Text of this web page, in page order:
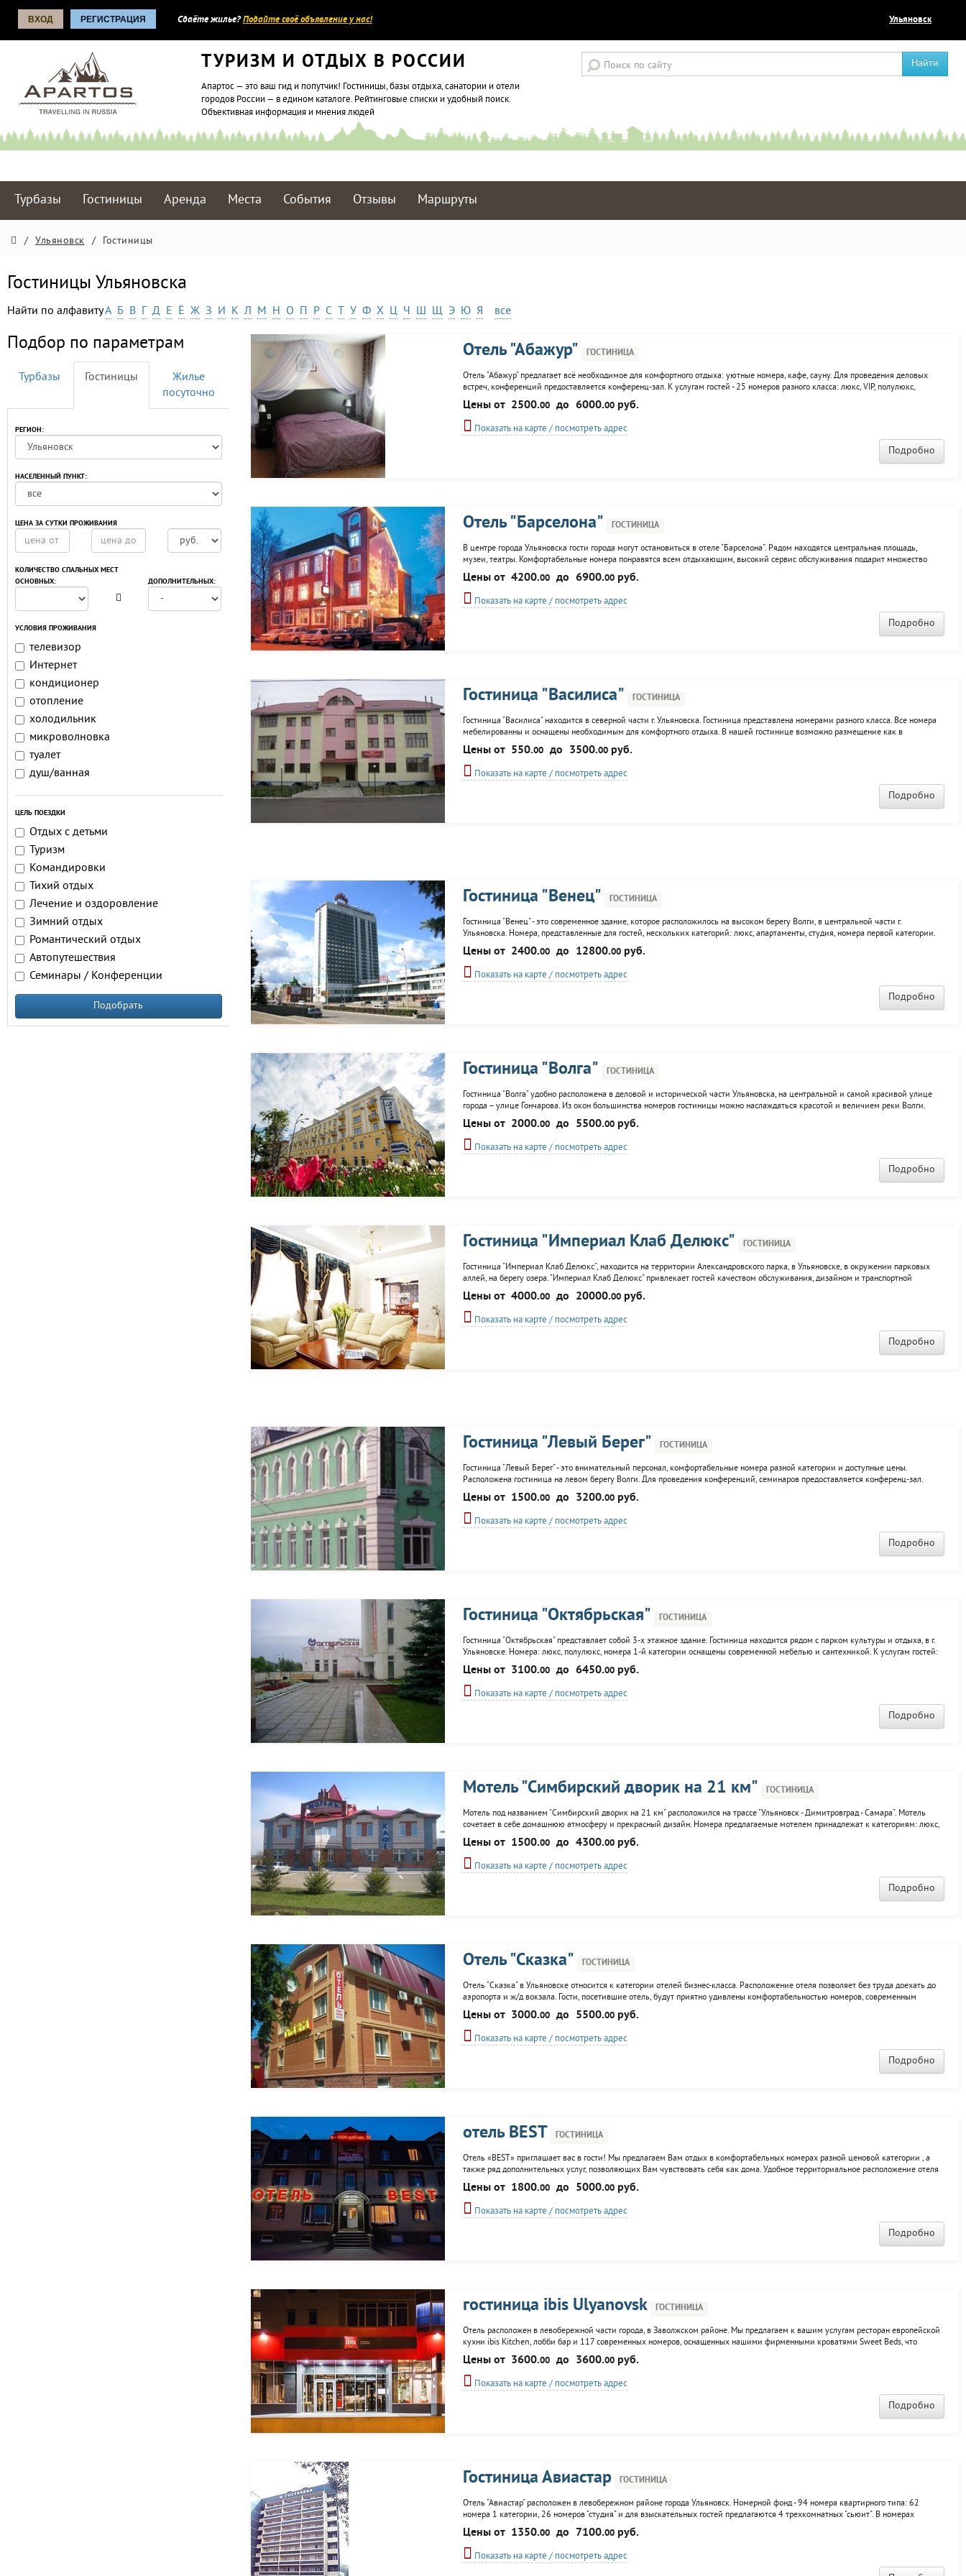
ВХОД РЕГИСТРАЦИЯ Сдаёте жилье?Подайте своё объявление у нас! Ульяновск
ТУРИЗМ И ОТДЫХ В РОССИИ
Апартос — это ваш гид и попутчик! Гостиницы, базы отдыха, санатории и отели
городов России — в едином каталоге. Рейтинговые списки и удобный поиск.
Объективная информация и мнения людей
Найти
Турбазы Гостиницы Аренда Места События Отзывы Маршруты
/ Ульяновск / Гостиницы
Гостиницы Ульяновска
Найти по алфавитуА Б В Г Д Е Ё Ж З И К Л М Н О П Р С Т У Ф Х Ц Ч Ш Щ Э Ю Я все
Подбор по параметрам
Турбазы Гостиницы
Жилье
посуточно
РЕГИОН:
НАСЕЛЕННЫЙ ПУНКТ:
ЦЕНА ЗА СУТКИ ПРОЖИВАНИЯ
КОЛИЧЕСТВО СПАЛЬНЫХ МЕСТ
ОСНОВНЫХ:
ДОПОЛНИТЕЛЬНЫХ:
УСЛОВИЯ ПРОЖИВАНИЯ
телевизор
Интернет
кондиционер
отопление
холодильник
микроволновка
туалет
душ/ванная
ЦЕЛЬ ПОЕЗДКИ
Отдых с детьми
Туризм
Командировки
Тихий отдых
Лечение и оздоровление
Зимний отдых
Романтический отдых
Автопутешествия
Семинары / Конференции
Подобрать
Отель "Абажур" ГОСТИНИЦА
Отель "Абажур" предлагает всё необходимое для комфортного отдыха: уютные номера, кафе, сауну. Для проведения деловых
встреч, конференций предоставляется конференц-зал. К услугам гостей - 25 номеров разного класса: люкс, VIP, полулюкс,
стандарт, бильярд, экскурсионное сопровождение.
Цены от 2500.00 до 6000.00руб.
Показать на карте / посмотреть адрес
Подробно
Отель "Барселона" ГОСТИНИЦА
В центре города Ульяновска гости города могут остановиться в отеле "Барселона". Рядом находятся центральная площадь,
музеи, театры. Комфортабельные номера понравятся всем отдыхающим, высокий сервис обслуживания подарит множество
положительных эмоций. К услугам гостей: ресторан, сауна, кинозал, спорт-бар, бильярд.
Цены от 4200.00 до 6900.00руб.
Показать на карте / посмотреть адрес
Подробно
Гостиница "Василиса" ГОСТИНИЦА
Гостиница "Василиса" находится в северной части г. Ульяновска. Гостиница представлена номерами разного класса. Все номера
мебелированны и оснащены необходимым для комфортного отдыха. В нашей гостинице возможно размещение как в
отдельных номерах, так и размещение хостельного типа. К услугам посетителей: сауна, кафе, детская площадка, бильярд,
тренажерный зал.
Цены от 550.00 до 3500.00руб.
Показать на карте / посмотреть адрес
Подробно
Гостиница "Венец" ГОСТИНИЦА
Гостиница "Венец" - это современное здание, которое расположилось на высоком берегу Волги, в центральной части г.
Ульяновска. Номера, представленные для гостей, нескольких категорий: люкс, апартаменты, студия, номера первой категории.
К услугам посетителей: конференц-залы, комната для переговоров, парикмахерская, бар, ресторан.
Цены от 2400.00 до 12800.00руб.
Показать на карте / посмотреть адрес
Подробно
Гостиница "Волга" ГОСТИНИЦА
Гостиница "Волга" удобно расположена в деловой и исторической части Ульяновска, на центральной и самой красивой улице
города – улице Гончарова. Из окон большинства номеров гостиницы можно наслаждаться красотой и величием реки Волги.
Удачное расположение позволяет посетителям гостиницы совмещать насыщенные деловые будни с разнообразной культурно-
развлекательной программой. Рядом c...
Цены от 2000.00 до 5500.00руб.
Показать на карте / посмотреть адрес
Подробно
Гостиница "Империал Клаб Делюкс" ГОСТИНИЦА
Гостиница "Империал Клаб Делюкс", находится на территории Александровского парка, в Ульяновске, в окружении парковых
аллей, на берегу озера. "Империал Клаб Делюкс" привлекает гостей качеством обслуживания, дизайном и транспортной
развязкой, можно без труда добраться от ж/д вокзала или аэропорта. Все интерьеры номеров сочетают современную классику
и старинный элементы декора. К
Цены от 4000.00 до 20000.00руб.
Показать на карте / посмотреть адрес
Подробно
Гостиница "Левый Берег" ГОСТИНИЦА
Гостиница "Левый Берег" - это внимательный персонал, комфортабельные номера разной категории и доступные цены.
Расположена гостиница на левом берегу Волги. Для проведения конференций, семинаров предоставляется конференц-зал.
Цены от 1500.00 до 3200.00руб.
Показать на карте / посмотреть адрес
Подробно
Гостиница "Октябрьская" ГОСТИНИЦА
Гостиница "Октябрьская" представляет собой 3-х этажное здание. Гостиница находится рядом с парком культуры и отдыха, в г.
Ульяновске. Номера: люкс, полулюкс, номера 1-й категории оснащены современной мебелью и сантехникой. К услугам гостей:
бильярд, тренажерный зал, конференц-зал, ресторан, бар, буфет, парикмахерская.
Цены от 3100.00 до 6450.00руб.
Показать на карте / посмотреть адрес
Подробно
Мотель "Симбирский дворик на 21 км" ГОСТИНИЦА
Мотель под названием "Симбирский дворик на 21 км" расположился на трассе "Ульяновск - Димитровград - Самара". Мотель
сочетает в себе домашнюю атмосферу и прекрасный дизайн. Номера предлагаемые мотелем принадлежат к категориям: люкс,
полулюкс, стандарт. К услугам гостей: сауна, кафе.
Цены от 1500.00 до 4300.00руб.
Показать на карте / посмотреть адрес
Подробно
Отель "Сказка" ГОСТИНИЦА
Отель "Сказка" в Ульяновске относится к категории отелей бизнес-класса. Расположение отеля позволяет без труда доехать до
аэропорта и ж/д вокзала. Гости, посетившие отель, будут приятно удивлены комфортабельностью номеров, современным
техническим оснащением и высоким сервисом обслуживания. К услугам гостей: конференц-зал, русская баня, бильярд, кафе.
Цены от 3000.00 до 5500.00руб.
Показать на карте / посмотреть адрес
Подробно
отель BEST ГОСТИНИЦА
Отель «BEST» приглашает вас в гости! Мы предлагаем Вам отдых в комфортабельных номерах разной ценовой категории , а
также ряд дополнительных услуг, позволяющих Вам чувствовать себя как дома. Удобное территориальное расположение отеля
позволит Вам легко и быстро добраться в любую точку города. Посетите отель «BEST», и мы гарантируем Вам качественное
обслуживание...
Цены от 1800.00 до 5000.00руб.
Показать на карте / посмотреть адрес
Подробно
гостиница ibis Ulyanovsk ГОСТИНИЦА
Отель расположен в левобережной части города, в Заволжском районе. Мы предлагаем к вашим услугам ресторан европейской
кухни ibis Kitchen, лобби бар и 117 современных номеров, оснащенных нашими фирменными кроватями Sweet Beds, что
позволит сделать ваше пребывание максимально комфортным. До отеля легко доехать от международного аэропорта
Ульяновск (Баратаевка), вам понадобится всего 45 минут на...
Цены от 3600.00 до 3600.00руб.
Показать на карте / посмотреть адрес
Подробно
Гостиница Авиастар ГОСТИНИЦА
Отель "Авиастар" расположен в левобережном районе города Ульяновск. Номерной фонд - 94 номера квартирного типа: 62
номера 1 категории, 26 номеров "студия" и для взыскательных гостей предлагаются 4 трехкомнатных "сьюит". В номерах
оборудованы кухни, Wi-Fi, TV, в ванной - гигиенические принадлежности. В здании гостиницы постояльцы могут посетить кафе-
бар, сауну...
Цены от 1350.00 до 7100.00руб.
Показать на карте / посмотреть адрес